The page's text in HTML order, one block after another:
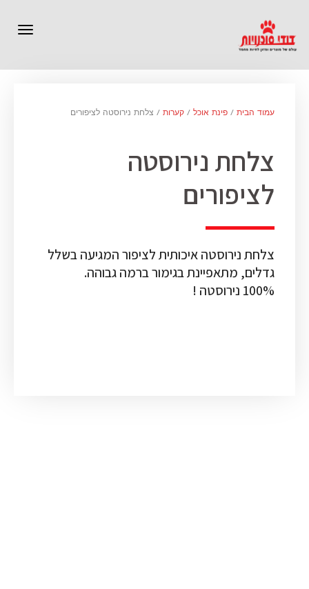
עמוד הבית / פינת אוכל / קערות / צלחת נירוסטה לציפורים
צלחת נירוסטה
לציפורים
צלחת נירוסטה איכותית לציפור המגיעה בשלל
גדלים, מתאפיינת בגימור ברמה גבוהה.
100% נירוסטה !